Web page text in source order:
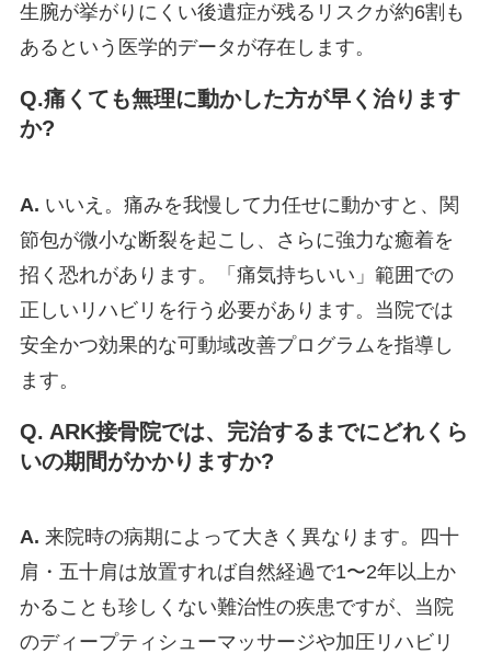
生腕が挙がりにくい後遺症が残るリスクが約6割も
あるという医学的データが存在します。
Q.痛くても無理に動かした方が早く治ります
か?
A. いいえ。痛みを我慢して力任せに動かすと、関
節包が微小な断裂を起こし、さらに強力な癒着を
招く恐れがあります。「痛気持ちいい」範囲での
正しいリハビリを行う必要があります。当院では
安全かつ効果的な可動域改善プログラムを指導し
ます。
Q. ARK接骨院では、完治するまでにどれくら
いの期間がかかりますか?
A. 来院時の病期によって大きく異なります。四十
肩・五十肩は放置すれば自然経過で1〜2年以上か
かることも珍しくない難治性の疾患ですが、当院
のディープティシューマッサージや加圧リハビリ